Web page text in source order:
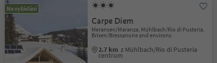
Na vyžádání
Carpe Diem
Meransen/Maranza, Mühlbach/Rio di Pusteria,
Brixen/Bressanone and environs
2.7 km z Mühlbach/Rio di Pusteria
centrum